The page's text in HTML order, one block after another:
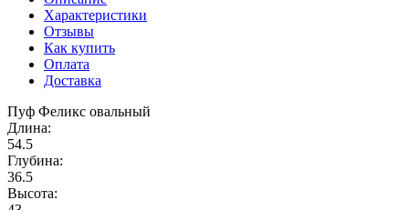
Характеристики
Отзывы
Как купить
Оплата
Доставка
Пуф Феликс овальный
Длина:
54.5
Глубина:
36.5
Высота: